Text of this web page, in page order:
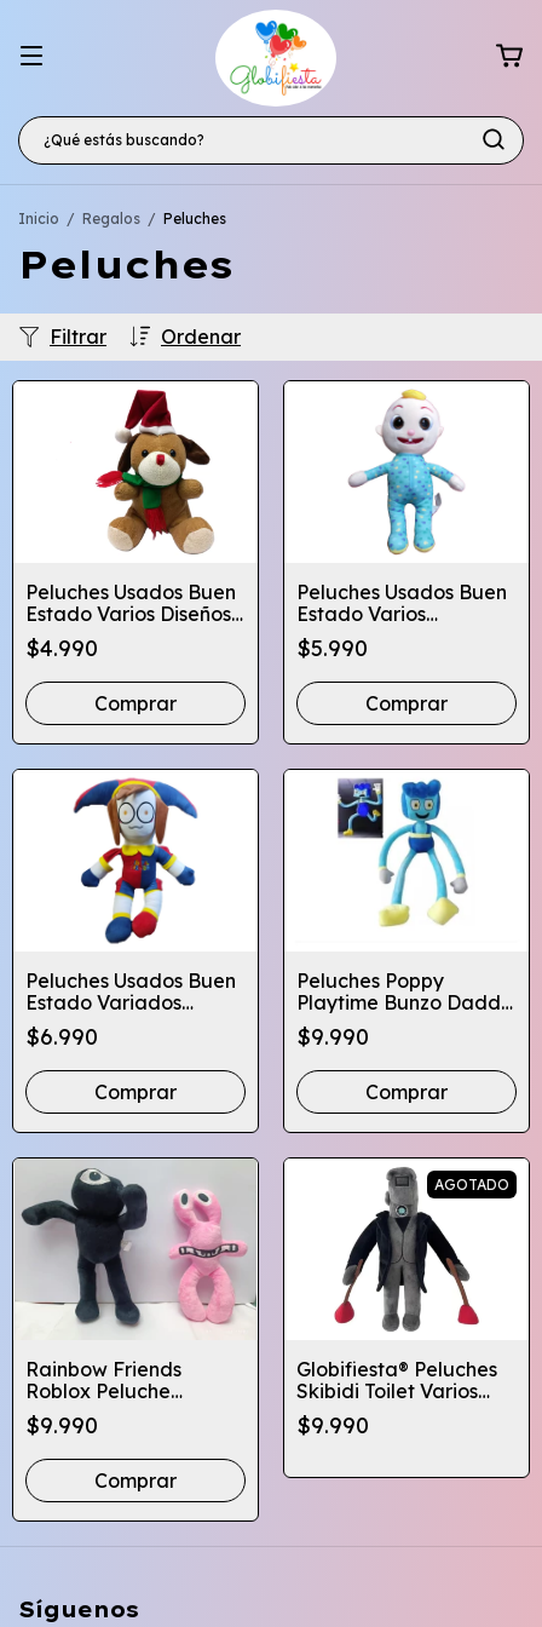
Inicio / Regalos / Peluches
Peluches
Ordenar
Filtrar
Peluches Usados Buen
Estado Varios Diseños
Fotos Reales
$4.990
Comprar
Peluches Usados Buen
Estado Varios
Personajes Fotos
Reales
$5.990
Comprar
Peluches Usados Buen
Estado Variados
Personajes Fotos
Reales
$6.990
Comprar
Peluches Poppy
Playtime Bunzo Daddy
Catbee Pj - Globifiesta
$9.990
Comprar
Rainbow Friends
Roblox Peluche
Modelos Globifiesta
$9.990
Comprar
AGOTADO
Globifiesta® Peluches
Skibidi Toilet Varios
Personajes
$9.990
Síguenos